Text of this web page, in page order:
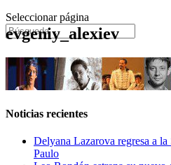
Seleccionar página
evgeniy_alexiev
Noticias recientes
Delyana Lazarova regresa a
Paulo